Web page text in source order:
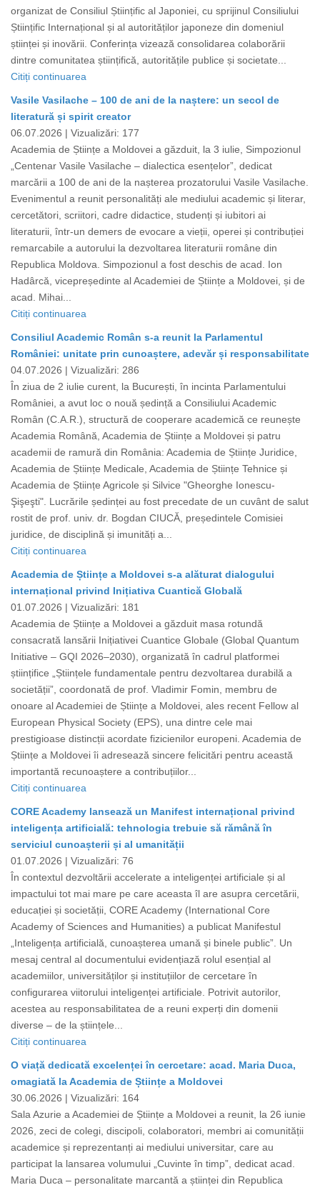
organizat de Consiliul Științific al Japoniei, cu sprijinul Consiliului
Științific Internațional și al autorităților japoneze din domeniul
științei și inovării. Conferința vizează consolidarea colaborării
dintre comunitatea științifică, autoritățile publice și societate...
Citiți continuarea
Vasile Vasilache – 100 de ani de la naștere: un secol de
literatură și spirit creator
06.07.2026 | Vizualizări: 177
Academia de Științe a Moldovei a găzduit, la 3 iulie, Simpozionul
„Centenar Vasile Vasilache – dialectica esențelor”, dedicat
marcării a 100 de ani de la nașterea prozatorului Vasile Vasilache.
Evenimentul a reunit personalități ale mediului academic și literar,
cercetători, scriitori, cadre didactice, studenți și iubitori ai
literaturii, într-un demers de evocare a vieții, operei și contribuției
remarcabile a autorului la dezvoltarea literaturii române din
Republica Moldova. Simpozionul a fost deschis de acad. Ion
Hadârcă, vicepreședinte al Academiei de Științe a Moldovei, și de
acad. Mihai...
Citiți continuarea
Consiliul Academic Român s-a reunit la Parlamentul
României: unitate prin cunoaștere, adevăr și responsabilitate
04.07.2026 | Vizualizări: 286
În ziua de 2 iulie curent, la București, în incinta Parlamentului
României, a avut loc o nouă ședință a Consiliului Academic
Român (C.A.R.), structură de cooperare academică ce reunește
Academia Română, Academia de Științe a Moldovei și patru
academii de ramură din România: Academia de Științe Juridice,
Academia de Științe Medicale, Academia de Științe Tehnice și
Academia de Științe Agricole și Silvice "Gheorghe Ionescu-
Şişeşti". Lucrările ședinței au fost precedate de un cuvânt de salut
rostit de prof. univ. dr. Bogdan CIUCĂ, președintele Comisiei
juridice, de disciplină și imunități a...
Citiți continuarea
Academia de Științe a Moldovei s-a alăturat dialogului
internațional privind Inițiativa Cuantică Globală
01.07.2026 | Vizualizări: 181
Academia de Științe a Moldovei a găzduit masa rotundă
consacrată lansării Inițiativei Cuantice Globale (Global Quantum
Initiative – GQI 2026–2030), organizată în cadrul platformei
științifice „Științele fundamentale pentru dezvoltarea durabilă a
societății”, coordonată de prof. Vladimir Fomin, membru de
onoare al Academiei de Științe a Moldovei, ales recent Fellow al
European Physical Society (EPS), una dintre cele mai
prestigioase distincții acordate fizicienilor europeni. Academia de
Științe a Moldovei îi adresează sincere felicitări pentru această
importantă recunoaștere a contribuțiilor...
Citiți continuarea
CORE Academy lansează un Manifest internațional privind
inteligența artificială: tehnologia trebuie să rămână în
serviciul cunoașterii și al umanității
01.07.2026 | Vizualizări: 76
În contextul dezvoltării accelerate a inteligenței artificiale și al
impactului tot mai mare pe care aceasta îl are asupra cercetării,
educației și societății, CORE Academy (International Core
Academy of Sciences and Humanities) a publicat Manifestul
„Inteligența artificială, cunoașterea umană și binele public”. Un
mesaj central al documentului evidențiază rolul esențial al
academiilor, universităților și instituțiilor de cercetare în
configurarea viitorului inteligenței artificiale. Potrivit autorilor,
acestea au responsabilitatea de a reuni experți din domenii
diverse – de la științele...
Citiți continuarea
O viață dedicată excelenței în cercetare: acad. Maria Duca,
omagiată la Academia de Științe a Moldovei
30.06.2026 | Vizualizări: 164
Sala Azurie a Academiei de Științe a Moldovei a reunit, la 26 iunie
2026, zeci de colegi, discipoli, colaboratori, membri ai comunității
academice și reprezentanți ai mediului universitar, care au
participat la lansarea volumului „Cuvinte în timp”, dedicat acad.
Maria Duca – personalitate marcantă a științei din Republica